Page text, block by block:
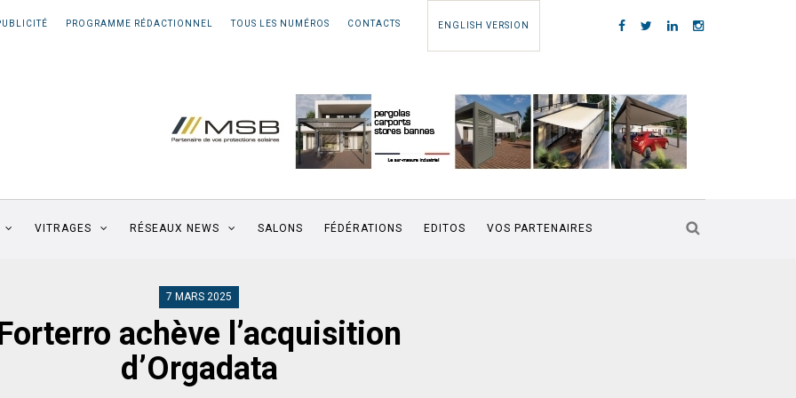
PROGRAMME RÉDACTIONNEL TOUS LES NUMÉROS CONTACTS ENGLISH VERSION
VITRAGES RÉSEAUX NEWS SALONS FÉDÉRATIONS EDITOS VOS PARTENAIRES
7 MARS 2025
achève l’acquisition
d’Orgadata